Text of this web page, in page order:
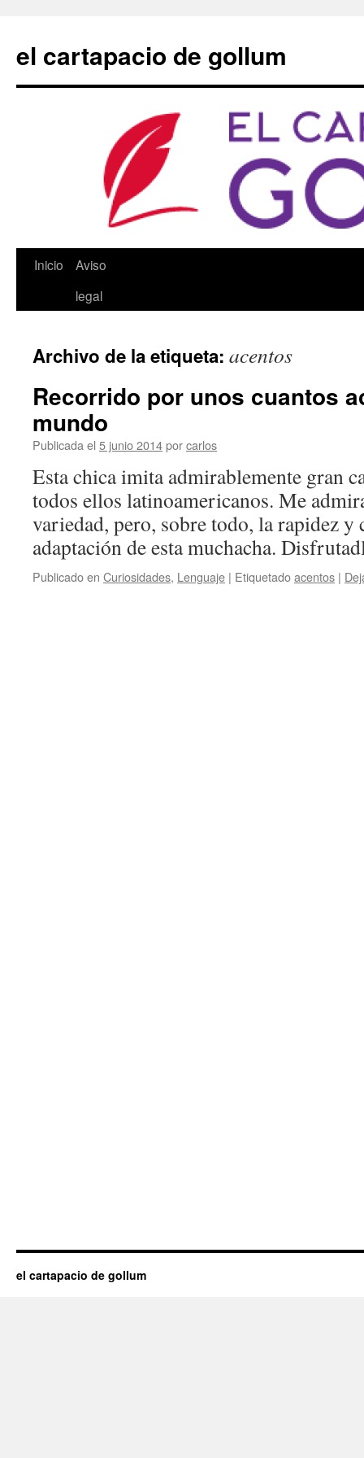
contenido
el cartapacio de gollum
Inicio
Aviso
legal
Archivo de la etiqueta: acentos
Recorrido por unos cuantos
mundo
Publicada el 5 junio 2014porcarlos
Esta chica imita admirablemente gran
todos ellos latinoamericanos. Me
variedad, pero, sobre todo, la rapidez y
adaptación de esta muchacha.
Publicado en Curiosidades, Lenguaje | Etiquetadoacentos |
el cartapacio de gollum